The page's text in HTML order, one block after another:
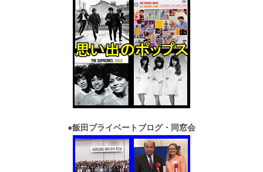
●飯田プライベートブログ・同窓会